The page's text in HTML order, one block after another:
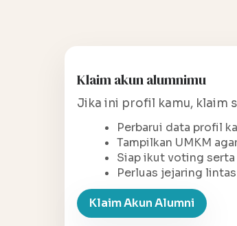
Klaim akun alumnimu
Jika ini profil kamu, klaim
Perbarui data profil
Tampilkan UMKM
Siap ikut voting serta
Perluas jejaring
Klaim Akun Alumni